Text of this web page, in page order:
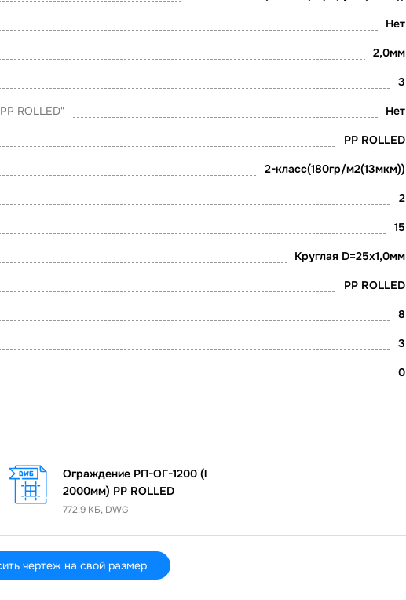
Нет
2,0мм
3
ROLLED" Нет
PP ROLLED
2-класс(180гр/м2(13мкм))
2
15
Круглая D=25х1,0мм
PP ROLLED
8
3
0
Ограждение РП-ОГ-1200 (l
2000мм) PP ROLLED
772.9 КБ, DWG
чертеж на свой размер